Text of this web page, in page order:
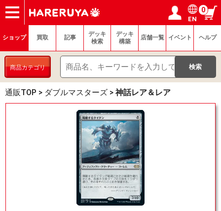
ショップ
買取
記事
デッキ検索
デッキ構築
選手一覧
店舗一覧
イベント
ヘルプ
お問い合わせ ログイン／会員登録
マイページ
EN
0
ショップ 買取 記事
デッキ
検索
デッキ
構築
店舗一覧 イベント ヘルプ
商品カテゴリ
通販TOP > ダブルマスターズ > 神話レア＆レア